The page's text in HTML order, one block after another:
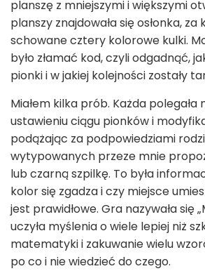
planszę z mniejszymi i większymi
planszy znajdowała się osłonka, za
schowane cztery kolorowe kulki.
było złamać kod, czyli odgadnąć,
pionki i w jakiej kolejności zostały
Miałem kilka prób. Każda
ustawieniu ciągu pionków i
podążając za podpowiedziami
wytypowanych przeze mnie
lub czarną szpilkę. To była
kolor się zgadza i czy miejsce
jest prawidłowe. Gra nazywała się
uczyła myślenia o wiele lepiej niż
matematyki i zakuwanie wielu
po co i nie wiedzieć do czego.